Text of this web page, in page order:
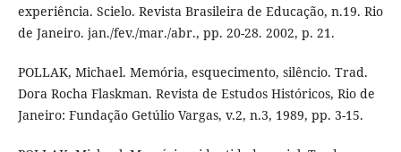
experiência. Scielo. Revista Brasileira de Educação, n.19. Rio
de Janeiro. jan./fev./mar./abr., pp. 20-28. 2002, p. 21.
POLLAK, Michael. Memória, esquecimento, silêncio. Trad.
Dora Rocha Flaskman. Revista de Estudos Históricos, Rio de
Janeiro: Fundação Getúlio Vargas, v.2, n.3, 1989, pp. 3-15.